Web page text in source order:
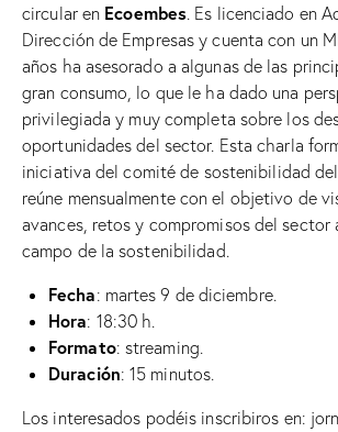
circular en Ecoembes. Es licenciado en
Dirección de Empresas y cuenta con un
años ha asesorado a algunas de las
gran consumo, lo que le ha dado una
privilegiada y muy completa sobre los
oportunidades del sector. Esta charla
iniciativa del comité de sostenibilidad
reúne mensualmente con el objetivo de
avances, retos y compromisos del sector
campo de la sostenibilidad.
Fecha: martes 9 de diciembre.
Hora: 18:30 h.
Formato: streaming.
Duración: 15 minutos.
Los interesados podéis inscribiros en: